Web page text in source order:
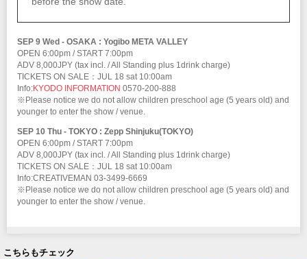
SEP 9 Wed - OSAKA : Yogibo META VALLEY
OPEN 6:00pm / START 7:00pm
ADV 8,000JPY (tax incl. / All Standing plus 1drink charge)
TICKETS ON SALE：JUL 18 sat 10:00am
Info:KYODO INFORMATION 0570-200-888
※Please notice we do not allow children preschool age (5 years old) and
younger to enter the show / venue.
SEP 10 Thu - TOKYO : Zepp Shinjuku(TOKYO)
OPEN 6:00pm / START 7:00pm
ADV 8,000JPY (tax incl. / All Standing plus 1drink charge)
TICKETS ON SALE：JUL 18 sat 10:00am
Info:CREATIVEMAN 03-3499-6669
※Please notice we do not allow children preschool age (5 years old) and
younger to enter the show / venue.
こちらもチェック